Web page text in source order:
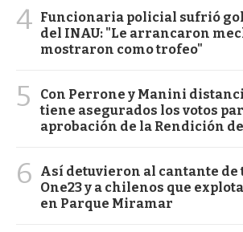
4 Funcionaria policial sufrió
del INAU: "Le arrancaron
mostraron como trofeo"
5
Con Perrone y Manini
tiene asegurados los votos
aprobación de la Rendición
6
Así detuvieron al cantante de
One23 y a chilenos que
en Parque Miramar